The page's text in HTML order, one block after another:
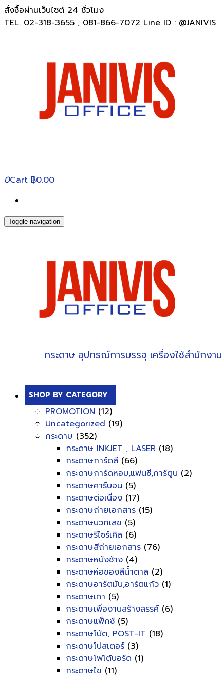
สั่งซื้อผ่านเว็บไซต์ 24 ชั่วโมง
TEL. 02-318-3655 , 081-866-7072 Line ID : @JANIVIS
0Cart ฿0.00
Toggle navigation
กระดาษ อุปกรณ์การบรรจุ เครื่องใช้สำนักงาน
SHOP BY CATEGORY
PROMOTION (12)
Uncategorized (19)
กระดาษ (352)
กระดาษ INKJET , LASER (18)
กระดาษการ์ดสี (66)
กระดาษการ์ดหอม,แฟนซี,การ์ตูน (2)
กระดาษคาร์บอน (5)
กระดาษต่อเนื่อง (17)
กระดาษถ่ายเอกสาร (15)
กระดาษบวกเลข (5)
กระดาษรีไซร์เคิล (6)
กระดาษสีถ่ายเอกสาร (76)
กระดาษหนังช้าง (4)
กระดาษห่อของสีน้ำตาล (2)
กระดาษอาร์ตมัน,อาร์ตแก้ว (1)
กระดาษเทา (5)
กระดาษเพื่องานสร้างสรรค์ (6)
กระดาษแฟ็กซ์ (5)
กระดาษโน้ต, POST-IT (18)
กระดาษโปสเตอร์ (3)
กระดาษโฟโต้บอร์ด (1)
กระดาษไข (11)